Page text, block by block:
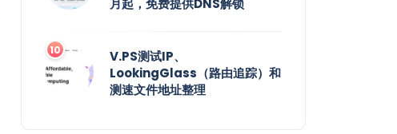
月起，免费提供DNS解锁
V.PS测试IP、
LookingGlass（路由追踪）和
测速文件地址整理